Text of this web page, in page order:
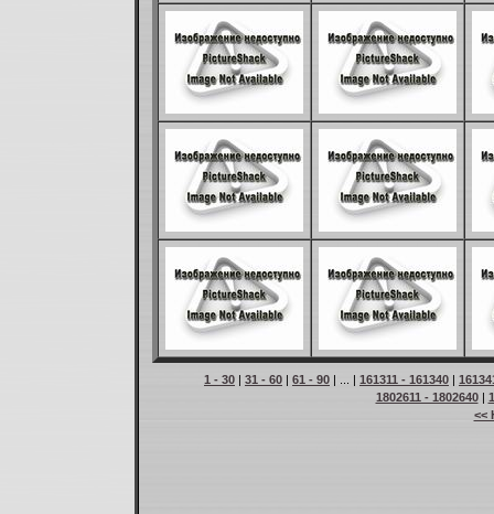
1 - 30 | 31 - 60 | 61 - 90 | ... | 161311 - 161340 |
1802611 - 1802640|
<<